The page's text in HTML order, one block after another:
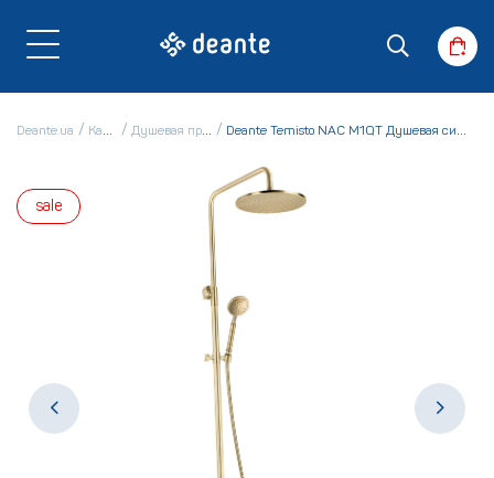
Deante.ua Каталог Душевая программа Deante Temisto NAC M1QT Душевая система со смесителем
sale